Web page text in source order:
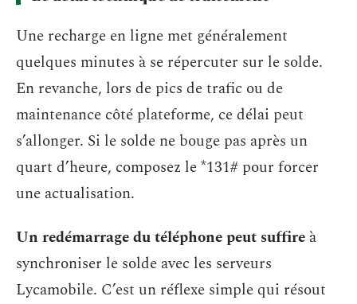
Une recharge en ligne met généralement
quelques minutes à se répercuter sur le solde.
En revanche, lors de pics de trafic ou de
maintenance côté plateforme, ce délai peut
s’allonger. Si le solde ne bouge pas après un
quart d’heure, composez le *131# pour forcer
une actualisation.
Un redémarrage du téléphone peut suffire à
synchroniser le solde avec les serveurs
Lycamobile. C’est un réflexe simple qui résout